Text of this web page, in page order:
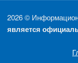
2026 ©
является